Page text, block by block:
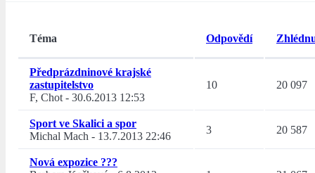
Téma Odpovědí
Předprázdninové krajské
zastupitelstvo
F, Chot- 30.6.2013 12:53
10 20 097
Sport ve Skalici a spor
Michal Mach - 13.7.2013 22:46
3 20 587
Nová expozice ???